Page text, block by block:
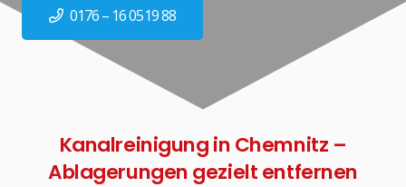
0176 – 16 0519 88
Kanalreinigung in Chemnitz –
Ablagerungen gezielt entfernen